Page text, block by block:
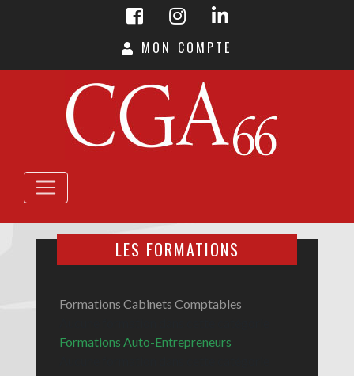
MON COMPTE
LES FORMATIONS
Formations Cabinets Comptables
Formations Auto-Entrepreneurs